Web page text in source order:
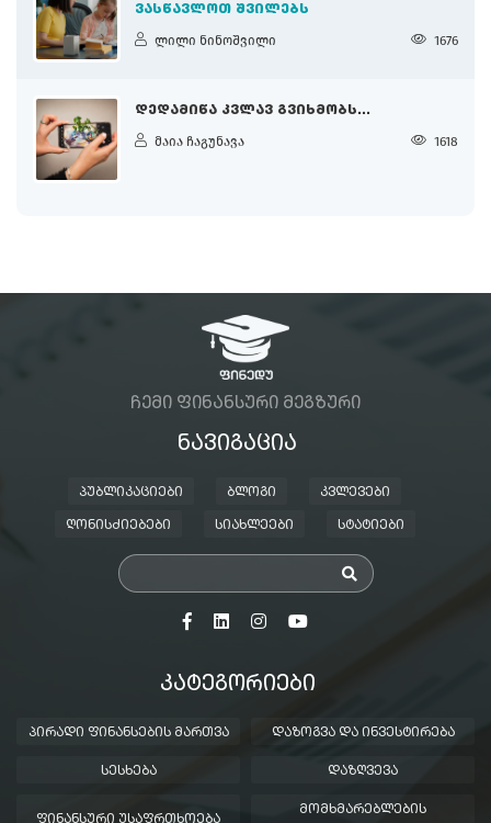
ᲕᲐᲡᲬᲐᲕᲚᲝᲗ ᲨᲕᲘᲚᲔᲑᲡ
ლილი ნინოშვილი 1676
ᲓᲔᲓᲐᲛᲘᲬᲐ ᲙᲕᲚᲐᲕ ᲒᲕᲘᲮᲛᲝᲑᲡ...
მაია ჩაგუნავა 1618
ᲩᲔᲛᲘ ᲤᲘᲜᲐᲜᲡᲣᲠᲘ ᲛᲔᲒᲖᲣᲠᲘ
ᲜᲐᲕᲘᲒᲐᲪᲘᲐ
ᲞᲣᲑᲚᲘᲙᲐᲪᲘᲔᲑᲘ ᲑᲚᲝᲒᲘ ᲙᲕᲚᲔᲕᲔᲑᲘ
ᲦᲝᲜᲘᲡᲫᲘᲔᲑᲔᲑᲘ ᲡᲘᲐᲮᲚᲔᲔᲑᲘ ᲡᲢᲐᲢᲘᲔᲑᲘ
ᲙᲐᲢᲔᲒᲝᲠᲘᲔᲑᲘ
ᲞᲘᲠᲐᲓᲘ ᲤᲘᲜᲐᲜᲡᲔᲑᲘᲡ ᲛᲐᲠᲗᲕᲐ ᲓᲐᲖᲝᲒᲕᲐ ᲓᲐ ᲘᲜᲕᲔᲡᲢᲘᲠᲔᲑᲐ
ᲡᲔᲡᲮᲔᲑᲐ ᲓᲐᲖᲦᲕᲔᲕᲐ
ᲤᲘᲜᲐᲜᲡᲣᲠᲘ ᲣᲡᲐᲤᲠᲗᲮᲝᲔᲑᲐ
ᲛᲝᲛᲮᲛᲐᲠᲔᲑᲚᲔᲑᲘᲡ